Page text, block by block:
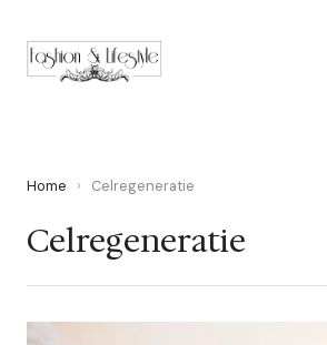
Home › Celregeneratie
Celregeneratie